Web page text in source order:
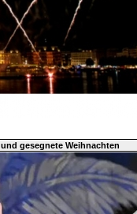
gesegnete Weihnachten